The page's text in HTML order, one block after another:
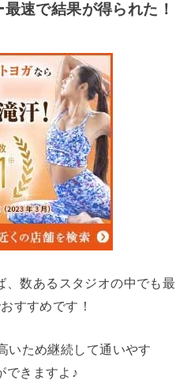
速で結果が得られた！
、数あるスタジオの中でも最
すすめです！
いため継続して通いやす
できますよ♪